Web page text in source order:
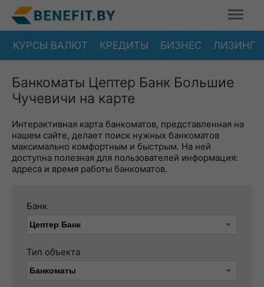
КУРСЫ ВАЛЮТ КРЕДИТЫ БИЗНЕС ЛИЗИНГ
Банкоматы Цептер Банк Большие
Чучевичи на карте
Интерактивная карта банкоматов, представленная на
нашем сайте, делает поиск нужных банкоматов
максимально комфортным и быстрым. На ней
доступна полезная для пользователей информация:
адреса и время работы банкоматов.
Банк
Тип объекта